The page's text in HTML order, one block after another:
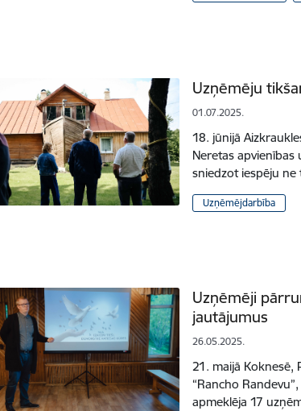
Uzņēmēju
01.07.2025.
18. jūnijā
Neretas apvienības
sniedzot iespēju
Uzņēmējdarbība
Uzņēmēji
jautājumus
26.05.2025.
21. maijā Koknesē,
“Rancho
apmeklēja 17